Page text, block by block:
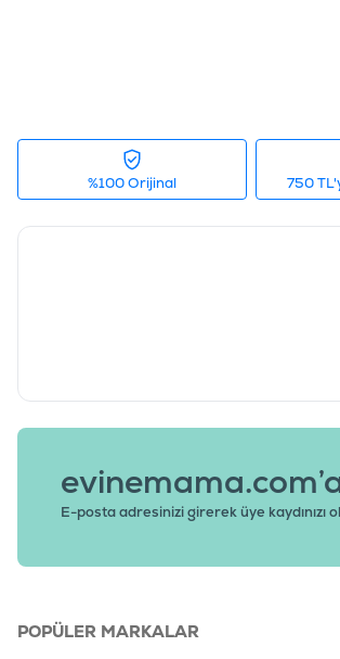
%100 Orijinal 750
E-posta adresinizi girerek üye kaydınızı
POPÜLER MARKALAR